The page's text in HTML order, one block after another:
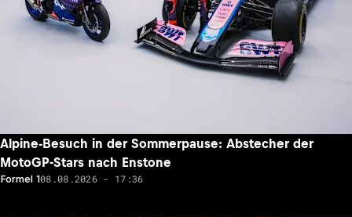
Alpine-Besuch in der Sommerpause: Abstecher der
MotoGP-Stars nach Enstone
Formel 108.08.2026 - 17:36